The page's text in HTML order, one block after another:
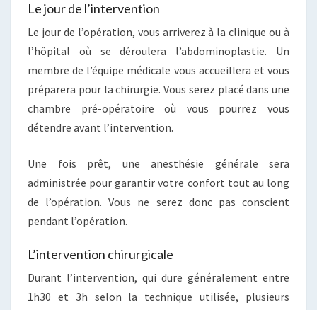
Le jour de l’intervention
Le jour de l’opération, vous arriverez à la clinique ou à
l’hôpital où se déroulera l’abdominoplastie. Un
membre de l’équipe médicale vous accueillera et vous
préparera pour la chirurgie. Vous serez placé dans une
chambre pré-opératoire où vous pourrez vous
détendre avant l’intervention.
Une fois prêt, une anesthésie générale sera
administrée pour garantir votre confort tout au long
de l’opération. Vous ne serez donc pas conscient
pendant l’opération.
L’intervention chirurgicale
Durant l’intervention, qui dure généralement entre
1h30 et 3h selon la technique utilisée, plusieurs